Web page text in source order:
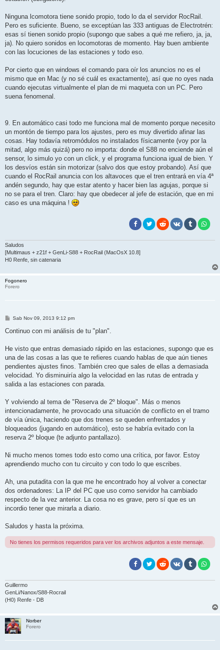
Ninguna lcomotora tiene sonido propio, todo lo da el servidor RocRail.
Pero es suficiente. Bueno, se exceptúan las 333 antiguas de Electrotrén:
esas sí tienen sonido propio (supongo que sabes a qué me refiero, ja, ja,
ja). No quiero sonidos en locomotoras de momento. Hay buen ambiente
con las locuciones de las estaciones y todo eso.
Por cierto que en windows el comando para oír los anuncios no es el
mismo que en Mac (y no sé cuál es exactamente), así que no oyes nada
cuando ejecutas virtualmente el plan de mi maqueta con un PC. Pero
suena fenomenal.
9. En automático casi todo me funciona mal de momento porque necesito
un montón de tiempo para los ajustes, pero es muy divertido afinar las
cosas. Hay todavía retromódulos no instalados físicamente (voy por la
mitad, algo más quizá) pero no importa: donde el S88 no enciende aún el
sensor, lo simulo yo con un click, y el programa funciona igual de bien. Y
los desvíos están sin motorizar (salvo dos que estoy probando). Así que
cuando el RocRail anuncia con los altavoces que el tren entrará en vía 4ª
andén segundo, hay que estar atento y hacer bien las agujas, porque si
no se para el tren. Claro: hay que obedecer al jefe de estación, que en mi
caso es una máquina !
Saludos
[Multimaus + z21f + GenLi-S88 + RocRail (MacOsX 10.8]
H0 Renfe, sin catenaria
Fogonero
Forero
M
n
j
Sab Nov 09, 2013 9:12 pm
Continuo con mi análisis de tu "plan".
He visto que entras demasiado rápido en las estaciones, supongo que es
una de las cosas a las que te refieres cuando hablas de que aún tienes
pendientes ajustes finos. También creo que sales de ellas a demasiada
velocidad. Yo disminuiría algo la velocidad en las rutas de entrada y
salida a las estaciones con parada.
Y volviendo al tema de "Reserva de 2º bloque". Más o menos
intencionadamente, he provocado una situación de conflicto en el tramo
de vía única, haciendo que dos trenes se queden enfrentados y
bloqueados (jugando en automático), esto se habría evitado con la
reserva 2º bloque (te adjunto pantallazo).
Ni mucho menos tomes todo esto como una crítica, por favor. Estoy
aprendiendo mucho con tu circuito y con todo lo que escribes.
Ah, una putadita con la que me he encontrado hoy al volver a conectar
dos ordenadores: La IP del PC que uso como servidor ha cambiado
respecto de la vez anterior. La cosa no es grave, pero sí que es un
incordio tener que mirarla a diario.
Saludos y hasta la próxima.
No tienes los permisos requeridos para ver los archivos adjuntos a este mensaje.
Guillermo
GenLi/Nanox/S88-Rocrail
(H0) Renfe - DB
Norber
Forero